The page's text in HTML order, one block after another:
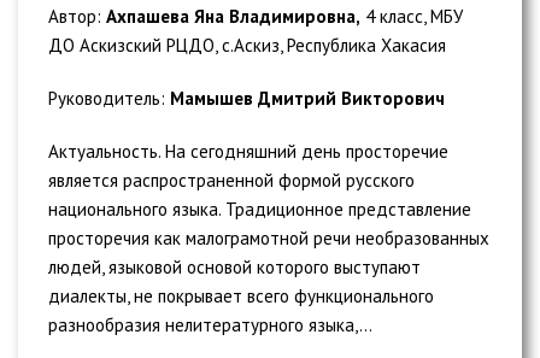
Автор: Ахпашева Яна Владимировна, 4 класс, МБУ
ДО Аскизский РЦДО, с.Аскиз, Республика Хакасия
Руководитель: Мамышев Дмитрий Викторович
Актуальность. На сегодняшний день просторечие
является распространенной формой русского
национального языка. Традиционное представление
просторечия как малограмотной речи необразованных
людей, языковой основой которого выступают
диалекты, не покрывает всего функционального
разнообразия нелитературного языка,...